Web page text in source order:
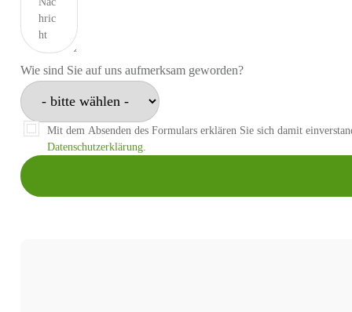
Wie sind Sie auf uns aufmerksam geworden?
Mit dem Absenden des Formulars erklären Sie sich damit
Datenschutzerklärung